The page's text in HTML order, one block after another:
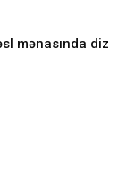
mənasında diz